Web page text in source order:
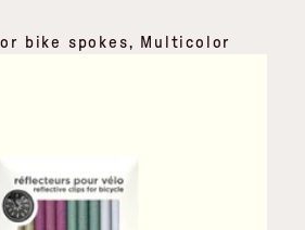
bike spokes, Multicolor